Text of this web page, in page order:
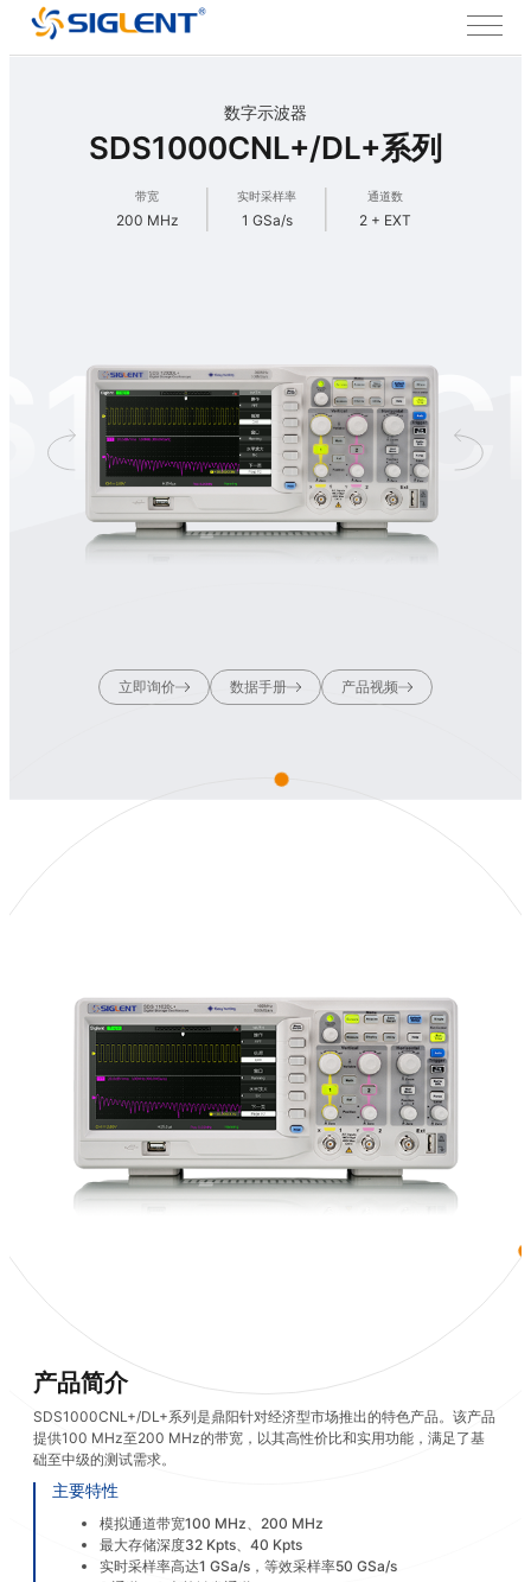
数字示波器
SDS1000CNL+/DL+系列
带宽
200 MHz
实时采样率
1 GSa/s
通道数
2 + EXT
立即询价 数据手册 产品视频
产品简介
SDS1000CNL+/DL+系列是鼎阳针对经济型市场推出的特色产品。该产品
提供100 MHz至200 MHz的带宽，以其高性价比和实用功能，满足了基
础至中级的测试需求。
主要特性
模拟通道带宽100 MHz、200 MHz
最大存储深度32 Kpts、40 Kpts
实时采样率高达1 GSa/s，等效采样率50 GSa/s